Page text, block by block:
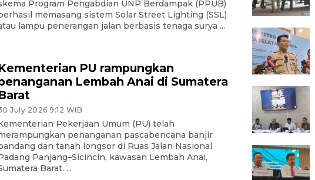
Program Pengabdian UNP Berdampak (PPUB)
memasang sistem Solar Street Lighting (SSL)
lampu penerangan jalan berbasis tenaga surya ...
PU rampungkan
Lembah Anai di Sumatera
July 2026 9:12 WIB
Pekerjaan Umum (PU) telah
penanganan pascabencana banjir
dan tanah longsor di Ruas Jalan Nasional
Panjang–Sicincin, kawasan Lembah Anai,
Barat. ...